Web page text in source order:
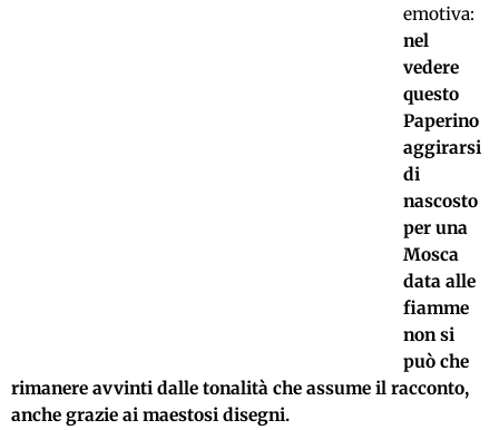
emotiva:
nel
vedere
questo
Paperino
aggirarsi
di
nascosto
per una
Mosca
data alle
fiamme
non si
può che
rimanere avvinti dalle tonalità che assume il racconto,
anche grazie ai maestosi disegni.